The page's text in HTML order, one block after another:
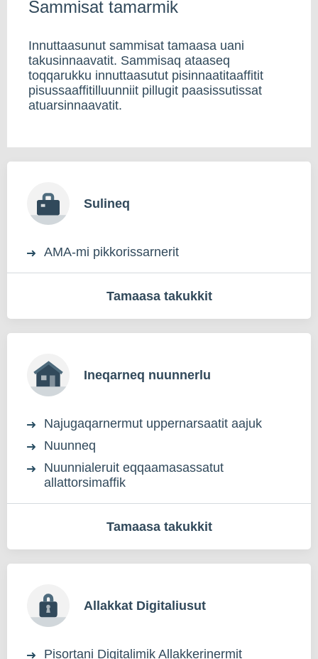
Sammisat tamarmik
Innuttaasunut sammisat tamaasa uani
takusinnaavatit. Sammisaq ataaseq
toqqarukku innuttaasutut pisinnaatitaaffitit
pisussaaffitilluunniit pillugit paasissutissat
atuarsinnaavatit.
Sulineq
AMA-mi pikkorissarnerit
Tamaasa takukkit
Ineqarneq nuunnerlu
Najugaqarnermut uppernarsaatit aajuk
Nuunneq
Nuunnialeruit eqqaamasassatut
allattorsimaffik
Tamaasa takukkit
Allakkat Digitaliusut
Pisortani Digitalimik Allakkerinermit